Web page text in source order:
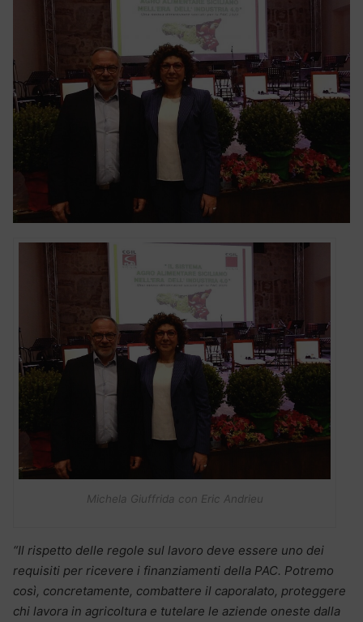
Michela Giuffrida con Eric Andrieu
“Il rispetto delle regole sul lavoro deve essere uno dei
requisiti per ricevere i finanziamenti della PAC. Potremo
così, concretamente, combattere il caporalato, proteggere
chi lavora in agricoltura e tutelare le aziende oneste dalla